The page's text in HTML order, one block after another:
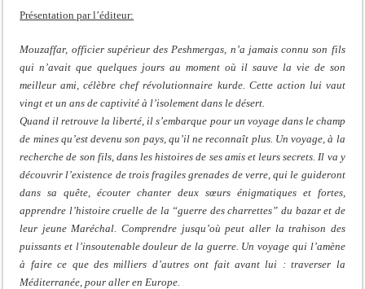
Présentation par l’éditeur:
Mouzaffar, officier supérieur des Peshmergas, n’a jamais connu son fils
qui n’avait que quelques jours au moment où il sauve la vie de son
meilleur ami, célèbre chef révolutionnaire kurde. Cette action lui vaut
vingt et un ans de captivité à l’isolement dans le désert.
Quand il retrouve la liberté, il s’embarque pour un voyage dans le champ
de mines qu’est devenu son pays, qu’il ne reconnaît plus. Un voyage, à la
recherche de son fils, dans les histoires de ses amis et leurs secrets. Il va y
découvrir l’existence de trois fragiles grenades de verre, qui le guideront
dans sa quête, écouter chanter deux sœurs énigmatiques et fortes,
apprendre l’histoire cruelle de la “guerre des charrettes” du bazar et de
leur jeune Maréchal. Comprendre jusqu’où peut aller la trahison des
puissants et l’insoutenable douleur de la guerre. Un voyage qui l’amène
à faire ce que des milliers d’autres ont fait avant lui : traverser la
Méditerranée, pour aller en Europe.